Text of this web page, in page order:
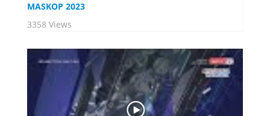
MASKOP 2023
3358 Views